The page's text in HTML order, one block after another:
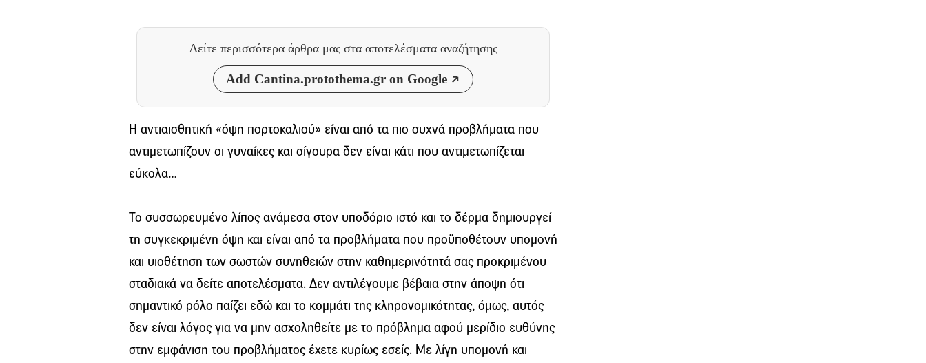
Δείτε περισσότερα άρθρα μας στα αποτελέσματα αναζήτησης
Add Cantina.protothema.gr on Google
Η αντιαισθητική «όψη πορτοκαλιού» είναι από τα πιο συχνά προβλήματα που
αντιμετωπίζουν οι γυναίκες και σίγουρα δεν είναι κάτι που αντιμετωπίζεται
εύκολα…
Το συσσωρευμένο λίπος ανάμεσα στον υποδόριο ιστό και το δέρμα δημιουργεί
τη συγκεκριμένη όψη και είναι από τα προβλήματα που προϋποθέτουν υπομονή
και υιοθέτηση των σωστών συνηθειών στην καθημερινότητά σας προκριμένου
σταδιακά να δείτε αποτελέσματα. Δεν αντιλέγουμε βέβαια στην άποψη ότι
σημαντικό ρόλο παίζει εδώ και το κομμάτι της κληρονομικότητας, όμως, αυτός
δεν είναι λόγος για να μην ασχοληθείτε με το πρόβλημα αφού μερίδιο ευθύνης
στην εμφάνιση του προβλήματος έχετε κυρίως εσείς. Με λίγη υπομονή και